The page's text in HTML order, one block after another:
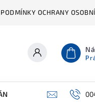
PODMÍNKY OCHRANY
A ČIŠTĚNÍ